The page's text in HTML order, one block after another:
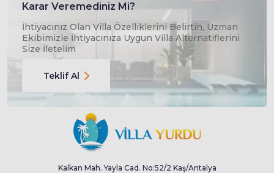
Karar Veremediniz Mi?
İhtiyacınız Olan Villa Özelliklerini Belirtin, Uzman
Ekibimizle İhtiyacınıza Uygun Villa Alternatiflerini
Size İletelim
Teklif Al
Kalkan Mah. Yayla Cad. No:52/2 Kaş/Antalya